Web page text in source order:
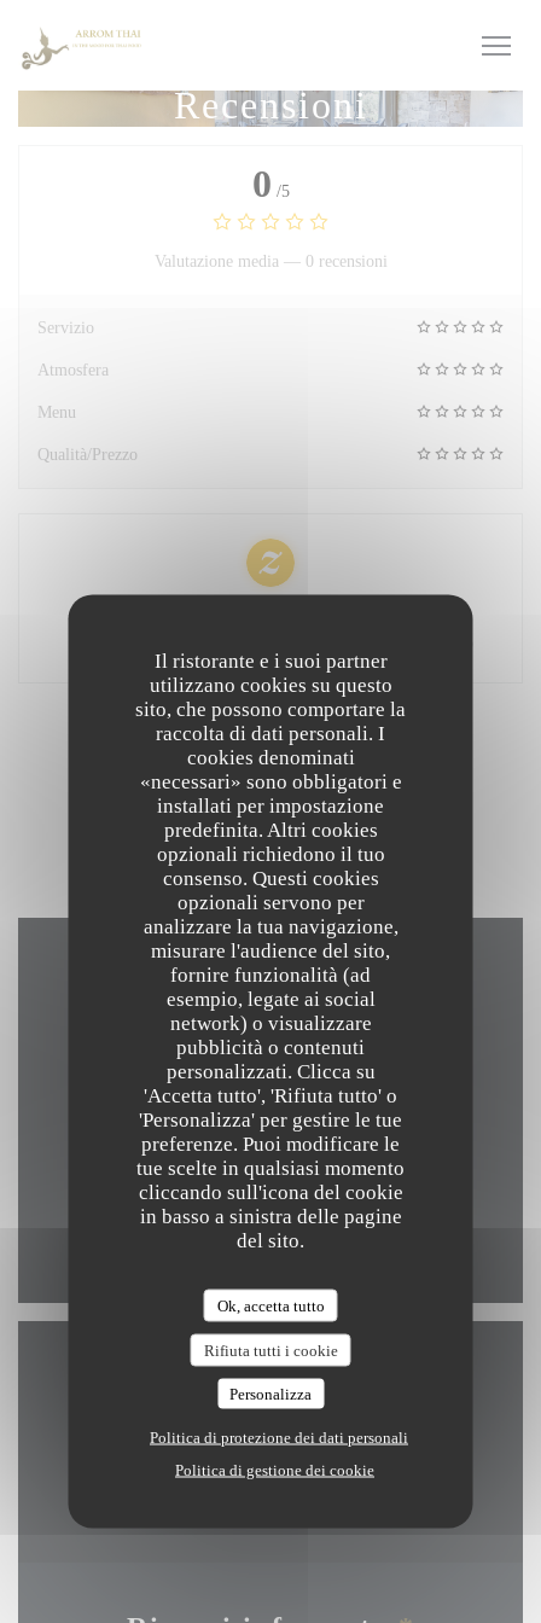
Il ristorante e i suoi partner
utilizzano cookies su questo
sito, che possono comportare la
raccolta di dati personali. I
cookies denominati
«necessari» sono obbligatori e
installati per impostazione
predefinita. Altri cookies
opzionali richiedono il tuo
consenso. Questi cookies
opzionali servono per
analizzare la tua navigazione,
misurare l'audience del sito,
fornire funzionalità (ad
esempio, legate ai social
network) o visualizzare
pubblicità o contenuti
personalizzati. Clicca su
'Accetta tutto', 'Rifiuta tutto' o
'Personalizza' per gestire le tue
preferenze. Puoi modificare le
tue scelte in qualsiasi momento
cliccando sull'icona del cookie
in basso a sinistra delle pagine
del sito.
Ok, accetta tutto
Rifiuta tutti i cookie
Personalizza
Politica di protezione dei dati personali
Politica di gestione dei cookie
Recensioni
I pareri dei nostri clienti
1
0 /5
Valutazione media — 0 recensioni
Servizio
Atmosfera
Menu
Qualità/Prezzo
Contattaci
Kerkstraat 4 8340 Damme((apre una nuova
050 89 69 59
info@arrom-thai.be
Facebook ((apre una nuova
Instagram ((apre una
Contattaci